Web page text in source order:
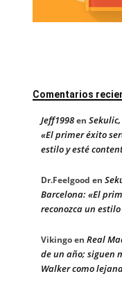
Comentarios
Jeff1998en
«El primer éxito
estilo y esté
Dr.Feelgood en
Barcelona: «El
reconozca un
Vikingoen Real
de un año; siguen
Walker como